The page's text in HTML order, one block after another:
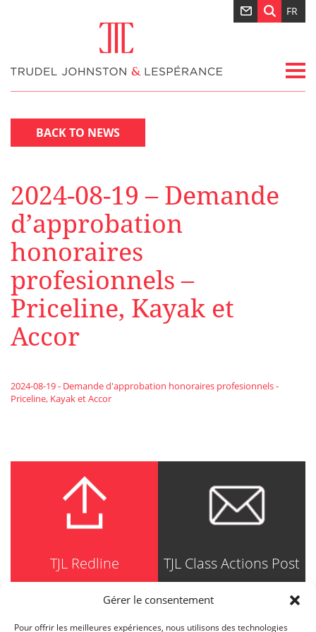
Gérer le consentement
Pour offrir les meilleures expériences, nous utilisons des technologies
FR
BACK TO NEWS
2024-08-19 – Demande
d’approbation
honoraires
profesionnels –
Priceline, Kayak et
Accor
2024-08-19 - Demande d'approbation honoraires profesionnels -
Priceline, Kayak et Accor
TJL Redline TJL Class Actions Post
TRUDEL JOHNSTON & LESPÉRANCE